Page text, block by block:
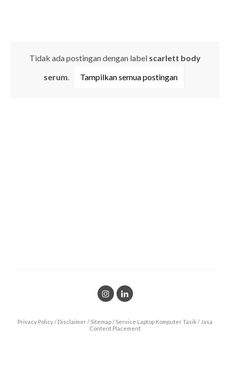
Tidak ada postingan dengan label scarlett body
serum
Tampilkan semua postingan
Privacy Policy/ Disclaimer / Sitemap/ Service Laptop Komputer Tasik / Jasa
Content Placement